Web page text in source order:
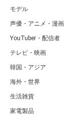
モデル
声優・アニメ・漫画
YouTuber・配信者
テレビ・映画
韓国・アジア
海外・世界
生活雑貨
家電製品